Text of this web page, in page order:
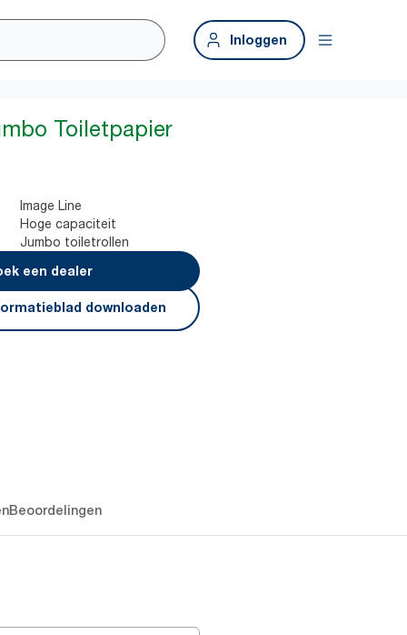
Inloggen
Toiletpapier
Image Line
Hoge capaciteit
Jumbo toiletrollen
een dealer
downloaden
Beoordelingen